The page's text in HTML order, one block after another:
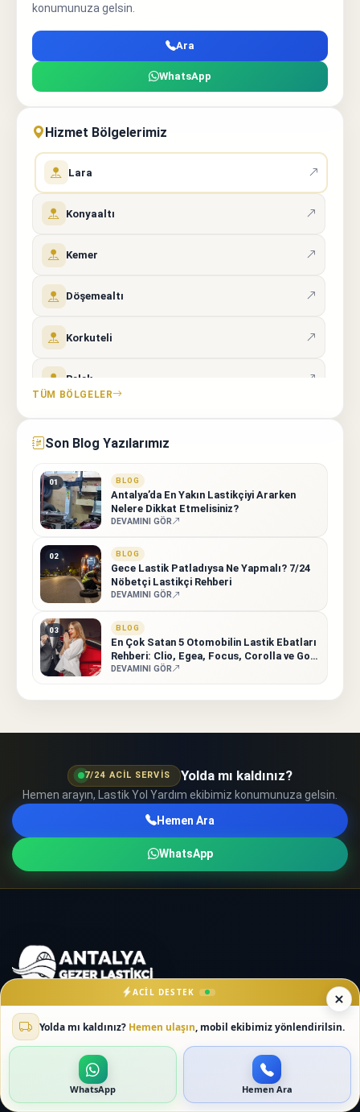
konumunuza gelsin.
Ara
WhatsApp
Hizmet Bölgelerimiz
Lara
Konyaaltı
Kemer
Döşemealtı
Korkuteli
Belek
TÜM BÖLGELER
Son Blog Yazılarımız
01 BLOG
Antalya’da En Yakın Lastikçiyi Ararken
Nelere Dikkat Etmelisiniz?
DEVAMINI GÖR
02 BLOG
Gece Lastik Patladıysa Ne Yapmalı? 7/24
Nöbetçi Lastikçi Rehberi
DEVAMINI GÖR
03 BLOG
En Çok Satan 5 Otomobilin Lastik Ebatları
Rehberi: Clio, Egea, Focus, Corolla ve Golf
7 İçin Tam Liste
DEVAMINI GÖR
7/24 ACIL SERVIS Yolda mı kaldınız?
Hemen arayın, Lastik Yol Yardım ekibimiz konumunuza gelsin.
Hemen Ara
WhatsApp
Antalya Mobil Lastikçiolarak siz değerli sürücülerimize hızlı
ve güvenilir lastik servisi sunuyoruz. Uygun fiyat ve güler yüzlü
ekibimizle 7/24 yol yardımınızdayız.
ACIL DESTEK
Yolda mı kaldınız? Hemen ulaşın, mobil ekibimiz yönlendirilsin.
WhatsApp Hemen Ara